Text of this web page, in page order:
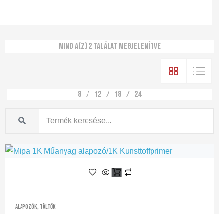
Mind a(z) 2 találat megjelenítve
8 12 18 24
Alapozók, töltők